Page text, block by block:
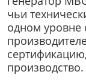
чьи
одном
производство.